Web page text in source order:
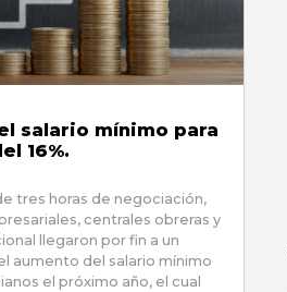
salario mínimo para
16%.
tres horas de negociación,
centrales obreras y
llegaron por fin a un
aumento del salario mínimo
el próximo año, el cual